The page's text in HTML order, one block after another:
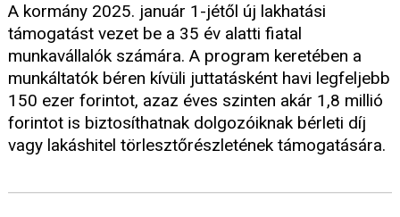
A kormány 2025. január 1-jétől új lakhatási
támogatást vezet be a 35 év alatti fiatal
munkavállalók számára. A program keretében a
munkáltatók béren kívüli juttatásként havi legfeljebb
150 ezer forintot, azaz éves szinten akár 1,8 millió
forintot is biztosíthatnak dolgozóiknak bérleti díj
vagy lakáshitel törlesztőrészletének támogatására.